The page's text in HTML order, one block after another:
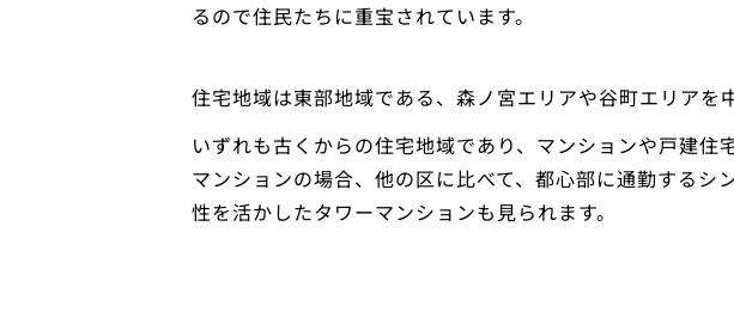
るので住民たちに重宝されています。
住宅地域は東部地域である、森ノ宮エリアや谷町エリアを
いずれも古くからの住宅地域であり、マンションや戸建住
マンションの場合、他の区に比べて、都心部に通勤する
性を活かしたタワーマンションも見られます。